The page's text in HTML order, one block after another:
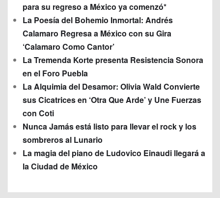
para su regreso a México ya comenzó*
La Poesía del Bohemio Inmortal: Andrés
Calamaro Regresa a México con su Gira
‘Calamaro Como Cantor’
La Tremenda Korte presenta Resistencia Sonora
en el Foro Puebla
La Alquimia del Desamor: Olivia Wald Convierte
sus Cicatrices en ‘Otra Que Arde’ y Une Fuerzas
con Coti
Nunca Jamás está listo para llevar el rock y los
sombreros al Lunario
La magia del piano de Ludovico Einaudi llegará a
la Ciudad de México